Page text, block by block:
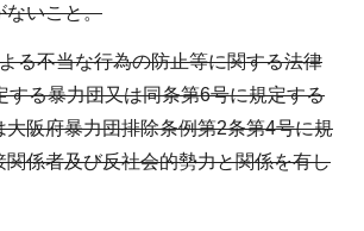
ないこと。
る不当な行為の防止等に関する法律
する暴力団又は同条第6号に規定する
大阪府暴力団排除条例第2条第4号に規
関係者及び反社会的勢力と関係を有し